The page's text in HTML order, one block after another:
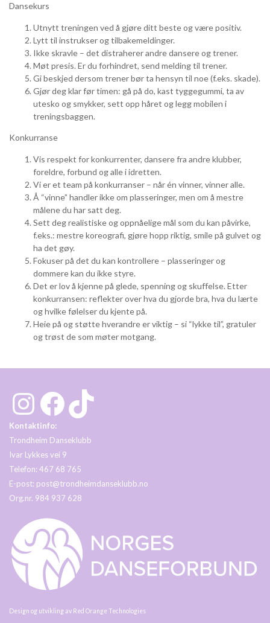
Dansekurs
Utnytt treningen ved å gjøre ditt beste og være positiv.
Lytt til instrukser og tilbakemeldinger.
Ikke skravle – det distraherer andre dansere og trener.
Møt presis. Er du forhindret, send melding til trener.
Gi beskjed dersom trener bør ta hensyn til noe (f.eks. skade).
Gjør deg klar før timen: gå på do, kast tyggegummi, ta av
utesko og smykker, sett opp håret og legg mobilen i
treningsbaggen.
Konkurranse
Vis respekt for konkurrenter, dansere fra andre klubber,
foreldre, forbund og alle i idretten.
Vi er et team på konkurranser – når én vinner, vinner alle.
Å “vinne” handler ikke om plasseringer, men om å mestre
målene du har satt deg.
Sett deg realistiske og oppnåelige mål som du kan påvirke,
f.eks.: mestre koreografi, gjøre hopp riktig, smile på gulvet og
ha det gøy.
Fokuser på det du kan kontrollere – plasseringer og
dommere kan du ikke styre.
Det er lov å kjenne på glede, spenning og skuffelse. Etter
konkurransen: reflekter over hva du gjorde bra, hva du lærte
og hvilke følelser du kjente på.
Heie på og støtte hverandre er viktig – si “lykke til”, gratuler
og trøst de som møter motgang.
Instagram Facebook TikTok
Kontaktinfo:
Trondheim Danseklubb
Ivar Lykkes vei 9
Telefon: 467 68 765
E-post: post@trondheimdanseklubb.no
Org.nr. 984 937 628
Design og utvikling av Red Orange Technologies